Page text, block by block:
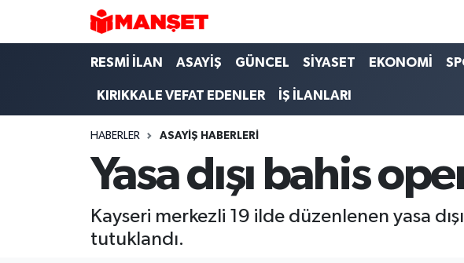
RESMİ İLAN ASAYİŞ GÜNCEL SİYASET EKONOMİ
KIRIKKALE VEFAT EDENLER İŞ İLANLARI
HABERLER ASAYİŞ HABERLERİ
Yasa dışı bahis
Kayseri merkezli 19 ilde düzenlenen yasa
tutuklandı.
Hava Durumu
Trafik Durumu
Süper Lig Puan Durumu ve Fikstür
Tüm Manşetler
Son Dakika Haberleri